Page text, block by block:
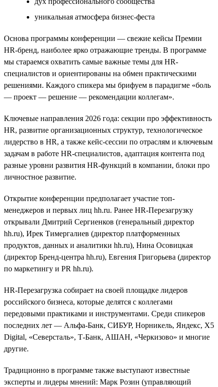
уникальная атмосфера бизнес-феста
Основа программы конференции — свежие кейсы Премии
HR-бренд, наиболее ярко отражающие тренды. В программе
мы стараемся охватить самые важные темы для HR-
специалистов и ориентированы на обмен практическими
решениями. Каждого спикера мы брифуем в парадигме «боль
— проект — решение — рекомендации коллегам».
Ключевые направления 2026 года: секции про эффективность
HR, развитие организационных структур, технологическое
лидерство в HR, а также кейс-сессии по отраслям и ключевым
задачам в работе HR-специалистов, адаптация контента под
разные уровни развития HR-функций в компании, блоки про
личностное развитие.
Открытие конференции предполагает участие топ-
менеджеров и первых лиц hh.ru. Ранее HR-Перезагрузку
открывали Дмитрий Сергиенков (генеральный директор
hh.ru), Ирек Тимергалиев (директор платформенных
продуктов, данных и аналитики hh.ru), Нина Осовицкая
(директор Бренд-центра hh.ru), Евгения Григорьева (директор
по маркетингу и PR hh.ru).
HR-Перезагрузка собирает на своей площадке лидеров
российского бизнеса, которые делятся с коллегами
передовыми практиками и инструментами. Среди спикеров
последних лет — Альфа-Банк, СИБУР, Норникель, Яндекс, Х5
Digital, «Северсталь», Т-Банк, АШАН, «Черкизово» и многие
другие.
Традиционно в программе также выступают известные
эксперты и лидеры мнений: Марк Розин (управляющий